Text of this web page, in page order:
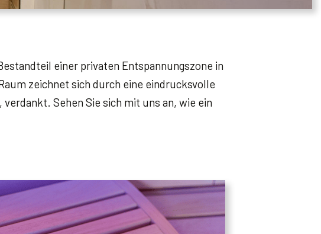
einer privaten Entspannungszone in
zeichnet sich durch eine eindrucksvolle
Sehen Sie sich mit uns an, wie ein